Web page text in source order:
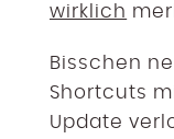
wirklich
Bisschen
Shortcuts
Update